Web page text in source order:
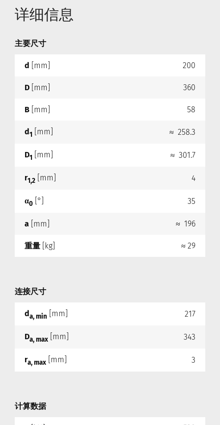
详细信息
主要尺寸
d [mm] 200
D [mm] 360
B [mm] 58
d1 [mm] ≈ 258.3
D1 [mm] ≈ 301.7
r1,2 [mm] 4
α0 [°] 35
a [mm] ≈ 196
重量 [kg] ≈ 29
连接尺寸
da, min [mm] 217
Da, max [mm] 343
ra, max [mm] 3
计算数据